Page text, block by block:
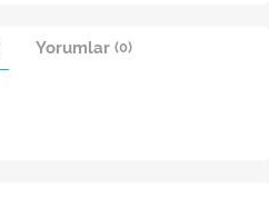
Yorumlar (0)